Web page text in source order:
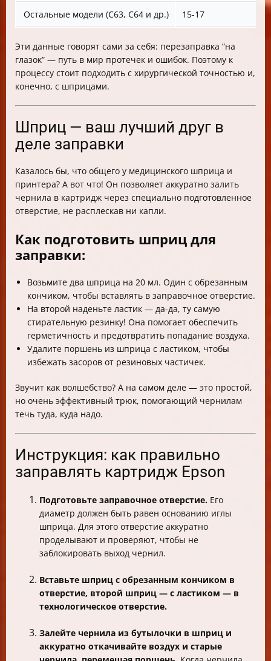
Остальные модели (C63, C64 и др.) 15-17
Эти данные говорят сами за себя: перезаправка “на
глазок” — путь в мир протечек и ошибок. Поэтому к
процессу стоит подходить с хирургической точностью и,
конечно, с шприцами.
Шприц — ваш лучший друг в
деле заправки
Казалось бы, что общего у медицинского шприца и
принтера? А вот что! Он позволяет аккуратно залить
чернила в картридж через специально подготовленное
отверстие, не расплескав ни капли.
Как подготовить шприц для
заправки:
Возьмите два шприца на 20 мл. Один с обрезанным
кончиком, чтобы вставлять в заправочное отверстие.
На второй наденьте ластик — да-да, ту самую
стирательную резинку! Она помогает обеспечить
герметичность и предотвратить попадание воздуха.
Удалите поршень из шприца с ластиком, чтобы
избежать засоров от резиновых частичек.
Звучит как волшебство? А на самом деле — это простой,
но очень эффективный трюк, помогающий чернилам
течь туда, куда надо.
Инструкция: как правильно
заправлять картридж Epson
Подготовьте заправочное отверстие. Его
диаметр должен быть равен основанию иглы
шприца. Для этого отверстие аккуратно
проделывают и проверяют, чтобы не
заблокировать выход чернил.
Вставьте шприц с обрезанным кончиком в
отверстие, второй шприц — с ластиком — в
технологическое отверстие.
Залейте чернила из бутылочки в шприц и
аккуратно откачивайте воздух и старые